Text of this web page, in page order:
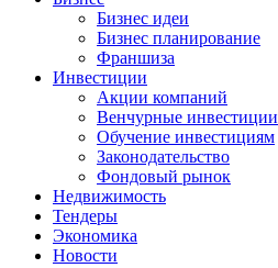
Бизнес идеи
Бизнес планирование
Франшиза
Инвестиции
Акции компаний
Венчурные инвестиции
Обучение инвестициям
Законодательство
Фондовый рынок
Недвижимость
Тендеры
Экономика
Новости